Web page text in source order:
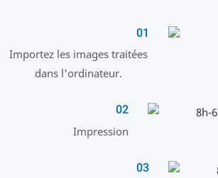
01
Importez les images traitées
dans l'ordinateur.
02
Impression
03